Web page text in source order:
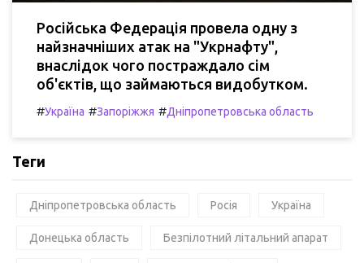
Російська Федерація провела одну з
найзначніших атак на "Укрнафту",
внаслідок чого постраждало сім
об'єктів, що займаються видобутком.
#Україна #Запоріжжя #Дніпропетровська область
Теги
Дніпропетровська область Росія Україна
Донецька область Безпілотний літальний апарат